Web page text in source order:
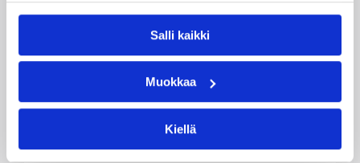
Salli kaikki
Muokkaa
Kiellä